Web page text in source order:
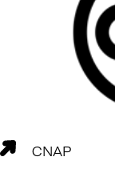
CNAP